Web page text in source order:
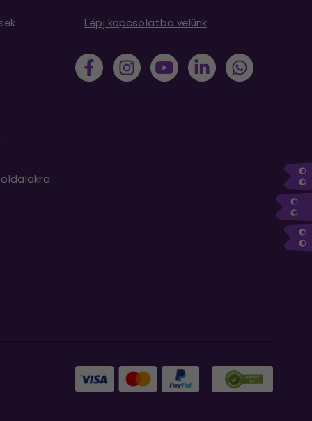
Lépj kapcsolatba velünk